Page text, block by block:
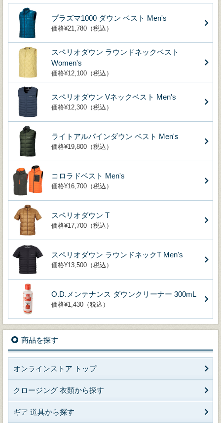
プラズマ1000 ダウン ベスト Men's
価格¥21,780（税込）
スペリオダウン ラウンドネックベスト
Women's
価格¥12,100（税込）
スペリオダウン Vネックベスト Men's
価格¥12,300（税込）
ライトアルパインダウン ベスト Men's
価格¥19,800（税込）
コロラドベスト Men's
価格¥16,700（税込）
スペリオダウン T
価格¥17,700（税込）
スペリオダウン ラウンドネックT Men's
価格¥13,500（税込）
O.D.メンテナンス ダウンクリーナー 300mL
価格¥1,430（税込）
商品を探す
オンラインストア トップ
クロージング 衣類から探す
ギア 道具から探す